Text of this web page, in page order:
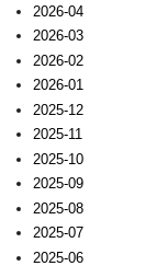
2026-04
2026-03
2026-02
2026-01
2025-12
2025-11
2025-10
2025-09
2025-08
2025-07
2025-06